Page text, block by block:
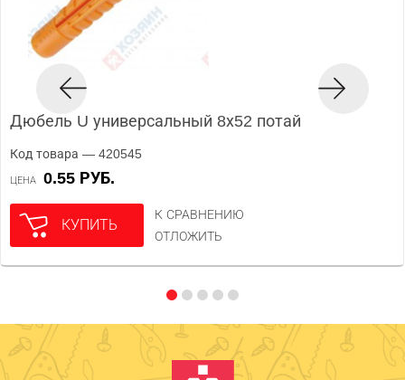
Дюбель U универсальный 8х52 потай
Код товара — 420545
ЦЕНА 0.55 РУБ.
КУПИТЬ
К СРАВНЕНИЮ
ОТЛОЖИТЬ